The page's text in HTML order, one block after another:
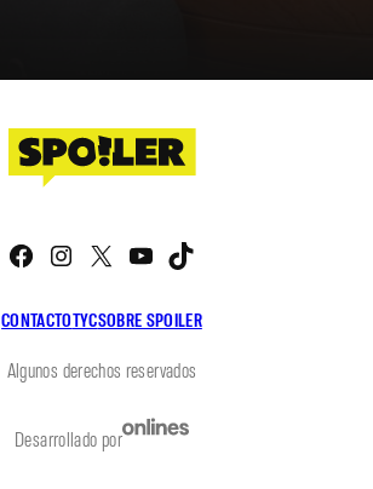
CONTACTOTYCSOBRE SPOILER
Facebook
Instagram
X YouTube
Algunos derechos reservados
Desarrollado por